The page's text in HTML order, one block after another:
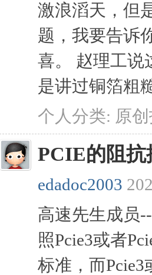
激浪滔天，但
题，我要告诉
喜。 赵理工说
是讲过铜箔粗
个人分类: 原
PCIE的阻抗
edadoc2003
高速先生成员
照Pcie3或者
标准，而